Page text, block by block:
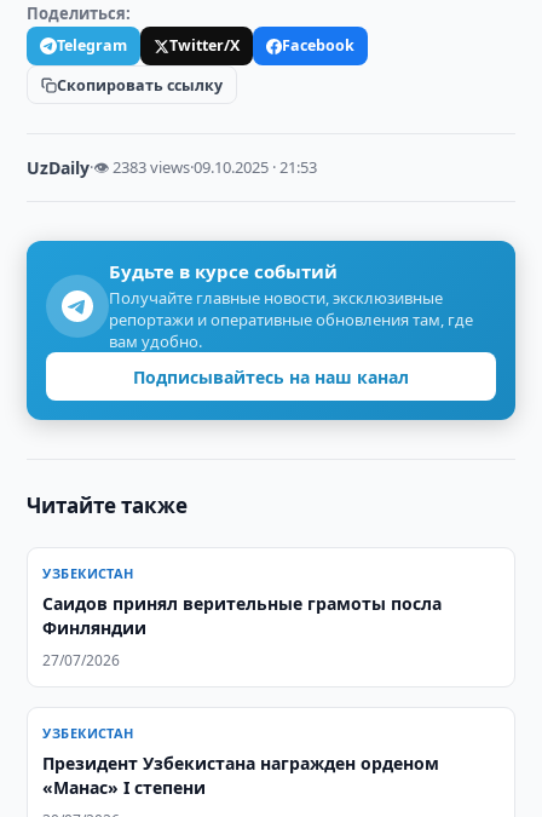
Поделиться:
Telegram Twitter/X
Facebook
Скопировать ссылку
UzDaily·👁 2383 views·09.10.2025 · 21:53
Будьте в курсе событий
Получайте главные новости, эксклюзивные
репортажи и оперативные обновления там, где
вам удобно.
Подписывайтесь на наш канал
Читайте также
УЗБЕКИСТАН
Саидов принял верительные грамоты посла
Финляндии
27/07/2026
УЗБЕКИСТАН
Президент Узбекистана награжден орденом
«Манас» I степени